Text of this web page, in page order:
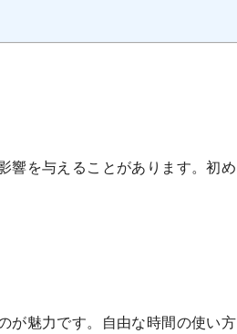
響を与えることがあります。初め
が魅力です。自由な時間の使い方